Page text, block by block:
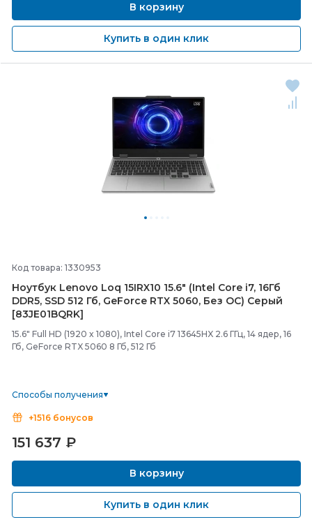
В корзину
Купить в один клик
Код товара: 1330953
Ноутбук Lenovo Loq 15IRX10 15.6" (Intel Core i7, 16Гб
DDR5, SSD 512 Гб, GeForce RTX 5060, Без ОС) Серый
[83JE01BQRK]
15.6" Full HD (1920 x 1080), Intel Core i7 13645HX 2.6 ГГц, 14 ядер, 16
Гб, GeForce RTX 5060 8 Гб, 512 Гб
Способы получения
+1516 бонусов
151 637 ₽
В корзину
Купить в один клик